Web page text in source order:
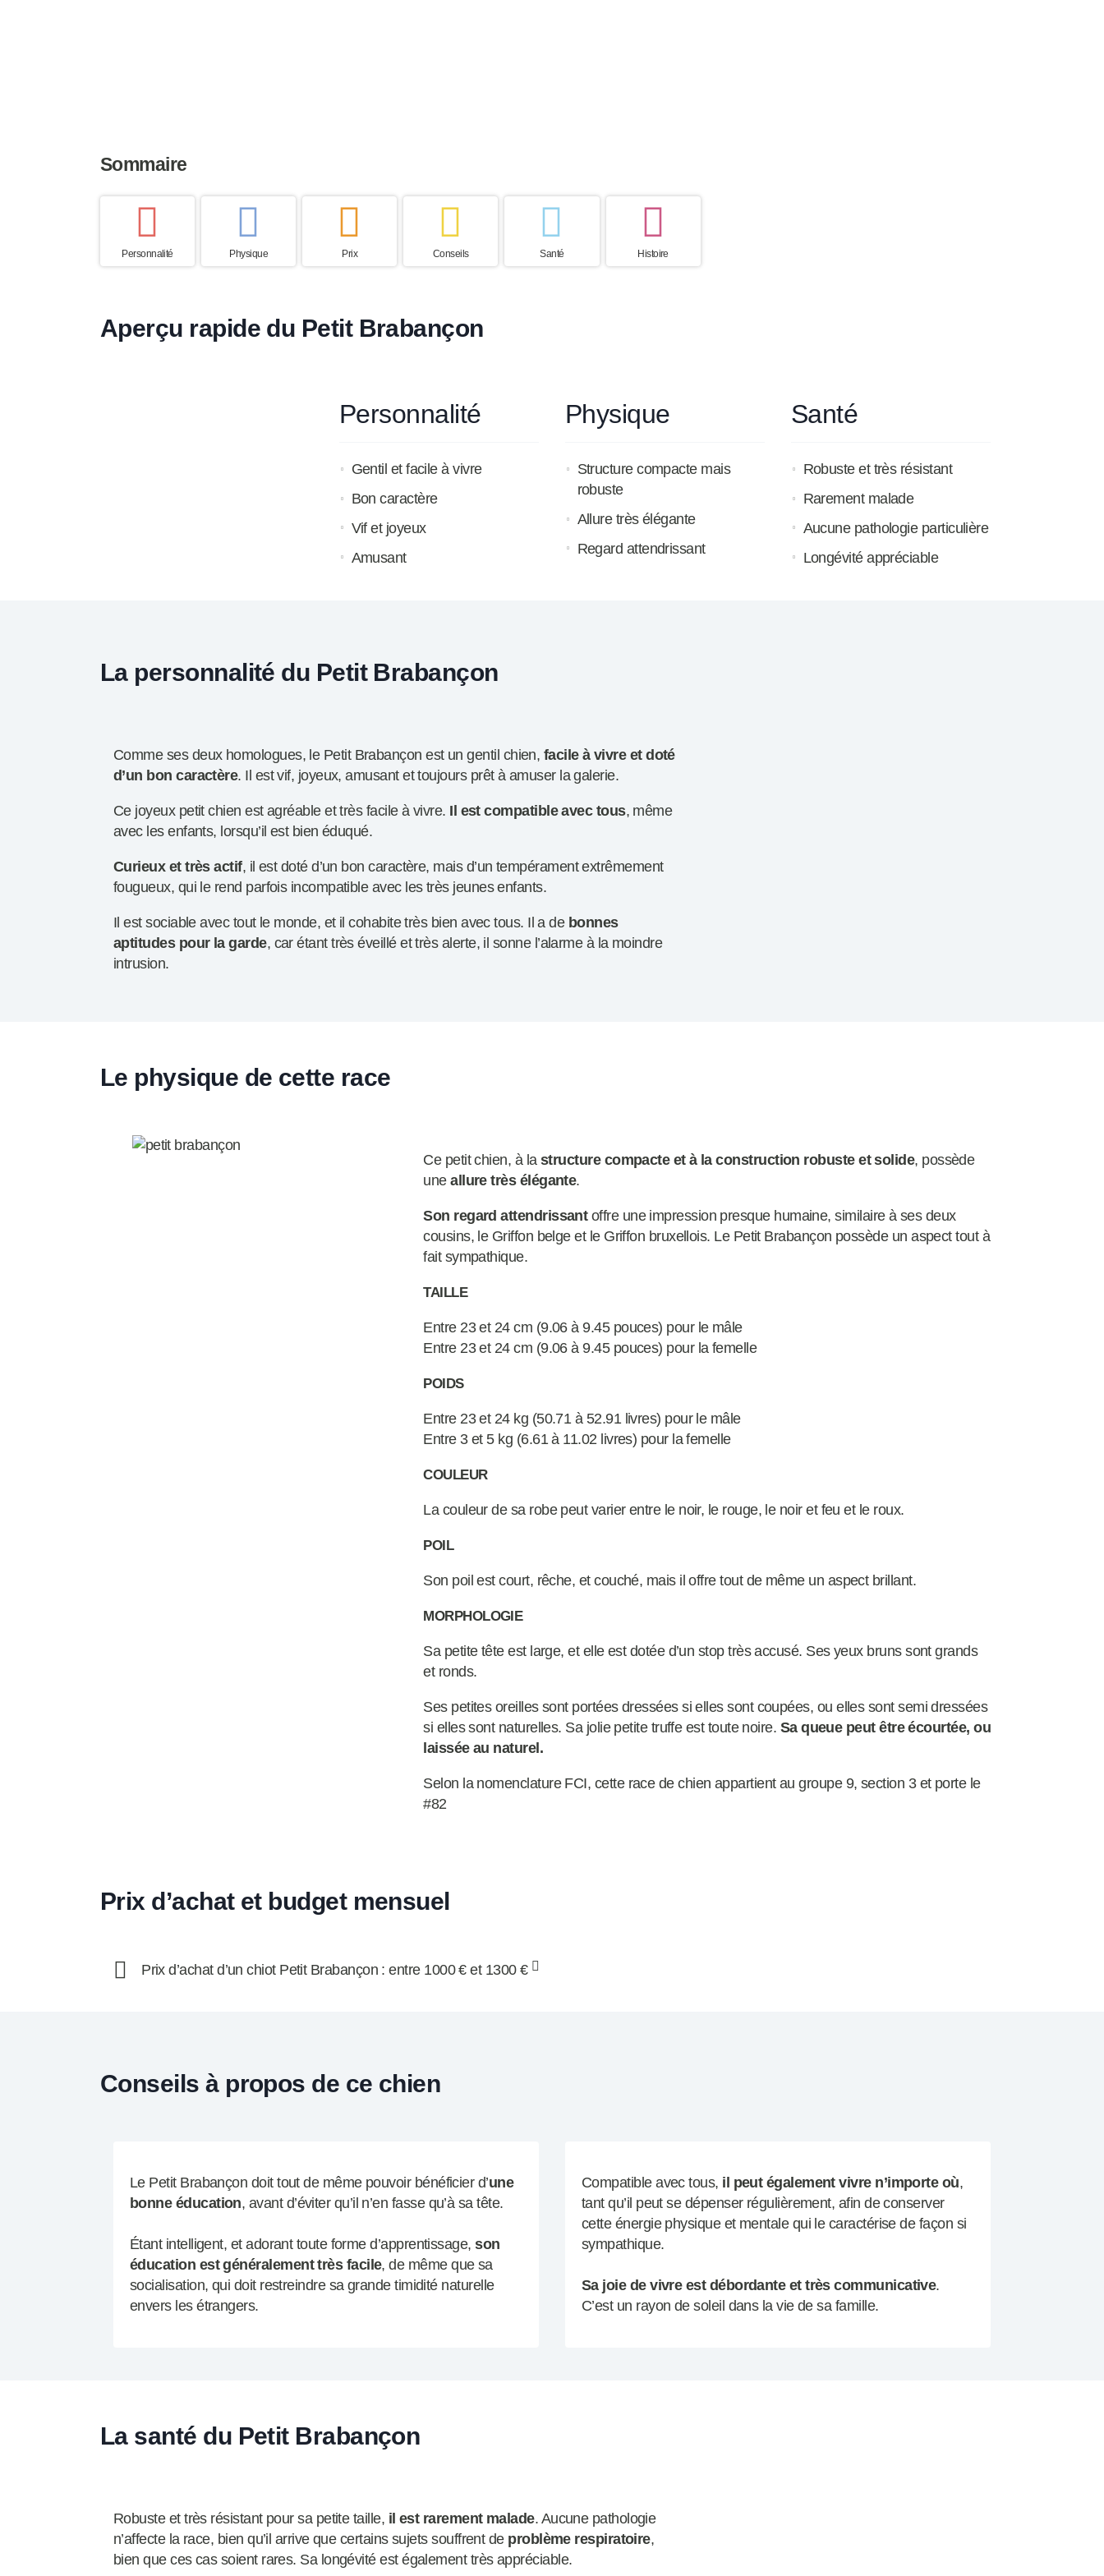
Sommaire
Personnalité Physique Prix Conseils Santé Histoire
Aperçu rapide du Petit Brabançon
Personnalité
Gentil et facile à vivre
Bon caractère
Vif et joyeux
Amusant
Physique
Structure compacte mais
robuste
Allure très élégante
Regard attendrissant
Santé
Robuste et très résistant
Rarement malade
Aucune pathologie particulière
Longévité appréciable
La personnalité du Petit Brabançon
Comme ses deux homologues, le Petit Brabançon est un gentil chien, facile à vivre et doté
d’un bon caractère. Il est vif, joyeux, amusant et toujours prêt à amuser la galerie.
Ce joyeux petit chien est agréable et très facile à vivre. Il est compatible avec tous, même
avec les enfants, lorsqu’il est bien éduqué.
Curieux et très actif, il est doté d’un bon caractère, mais d’un tempérament extrêmement
fougueux, qui le rend parfois incompatible avec les très jeunes enfants.
Il est sociable avec tout le monde, et il cohabite très bien avec tous. Il a debonnes
aptitudes pour la garde, car étant très éveillé et très alerte, il sonne l’alarme à la moindre
intrusion.
Le physique de cette race
Ce petit chien, à lastructure compacte et à la construction robuste et solide, possède
uneallure très élégante.
Son regard attendrissantoffre une impression presque humaine, similaire à ses deux
cousins, le Griffon belge et le Griffon bruxellois. Le Petit Brabançon possède un aspect tout à
fait sympathique.
TAILLE
Entre 23 et 24 cm (9.06 à 9.45 pouces) pour le mâle
Entre 23 et 24 cm (9.06 à 9.45 pouces) pour la femelle
POIDS
Entre 23 et 24 kg (50.71 à 52.91 livres) pour le mâle
Entre 3 et 5 kg (6.61 à 11.02 livres) pour la femelle
COULEUR
La couleur de sa robe peut varier entre le noir, le rouge, le noir et feu et le roux.
POIL
Son poil est court, rêche, et couché, mais il offre tout de même un aspect brillant.
MORPHOLOGIE
Sa petite tête est large, et elle est dotée d’un stop très accusé. Ses yeux bruns sont grands
et ronds.
Ses petites oreilles sont portées dressées si elles sont coupées, ou elles sont semi dressées
si elles sont naturelles. Sa jolie petite truffe est toute noire. Sa queue peut être écourtée, ou
laissée au naturel.
Selon la nomenclature FCI, cette race de chien appartient au groupe 9, section 3 et porte le
#82
Prix d’achat et budget mensuel
Prix d’achat d’un chiot Petit Brabançon : entre 1000 € et 1300 €
Conseils à propos de ce chien
Le Petit Brabançon doit tout de même pouvoir bénéficier d’une
bonne éducation, avant d’éviter qu’il n’en fasse qu’à sa tête.
Étant intelligent, et adorant toute forme d’apprentissage,son
éducation est généralement très facile, de même que sa
socialisation, qui doit restreindre sa grande timidité naturelle
envers les étrangers.
Compatible avec tous, il peut également vivre n’importe où,
tant qu’il peut se dépenser régulièrement, afin de conserver
cette énergie physique et mentale qui le caractérise de façon si
sympathique.
Sa joie de vivre est débordante et très communicative.
C’est un rayon de soleil dans la vie de sa famille.
La santé du Petit Brabançon
Robuste et très résistant pour sa petite taille, il est rarement malade. Aucune pathologie
n’affecte la race, bien qu’il arrive que certains sujets souffrent de problème respiratoire,
bien que ces cas soient rares. Sa longévité est également très appréciable.